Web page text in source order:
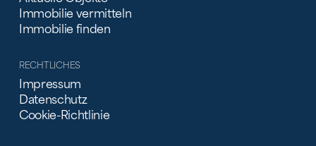
Immobilie vermitteln
Immobilie finden
RECHTLICHES
Impressum
Datenschutz
Cookie-Richtlinie